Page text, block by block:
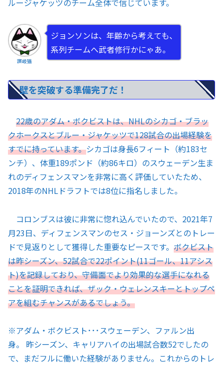
ルージャケッツのチーム全体で信じています。
讃岐猫
ジョンソンは、年齢から考えても、
系列チームへ武者修行かにゃあ。
壁を突破する準備完了だ！
22歳のアダム・ボクビストは、NHLのシカゴ・ブラッ
クホークスとブルー・ジャケッツで128試合の出場経験を
すでに持っています。シカゴは身長6フィート（約183セ
ンチ）、体重189ポンド（約86キロ）のスウェーデン生ま
れのディフェンスマンを非常に高く評価していたため、
2018年のNHLドラフトでは8位に指名しました。
コロンブスは彼に非常に惚れ込んでいたので、2021年7
月23日、ディフェンスマンのセス・ジョーンズとのトレー
ドで見返りとして獲得した重要なピースです。 ボクビスト
は昨シーズン、52試合で22ポイント(11ゴール、11アシス
ト)を記録しており、守備面でより効果的な選手になれる
ことを証明できれば、ザック・ウェレンスキーとトップペ
アを組むチャンスがあるでしょう。
※アダム・ボクビスト･･･スウェーデン、ファルン出
身。 昨シーズン、キャリアハイの出場試合数52でしたの
で、まだフルに働いた経験がありません。これからのトレ